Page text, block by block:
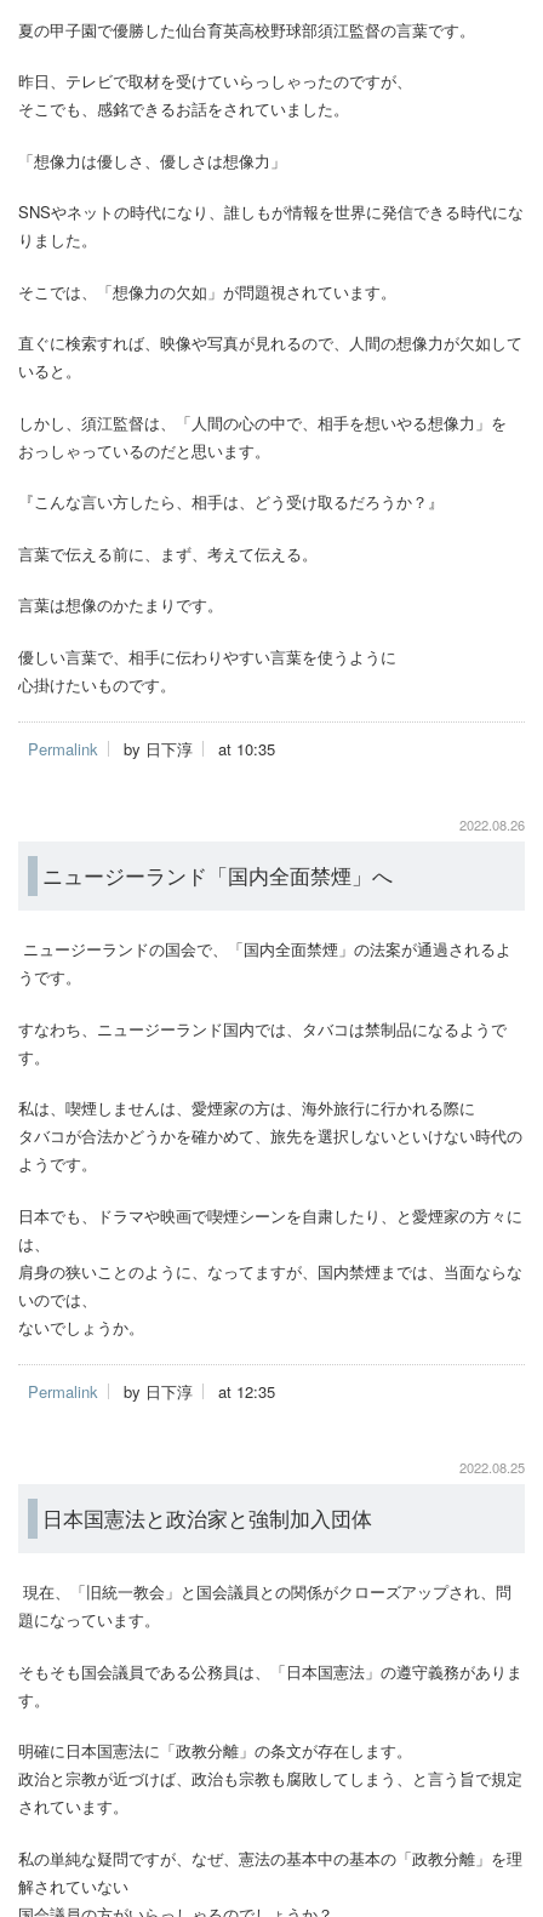
夏の甲子園で優勝した仙台育英高校野球部須江監督の言葉です。
昨日、テレビで取材を受けていらっしゃったのですが、
そこでも、感銘できるお話をされていました。
「想像力は優しさ、優しさは想像力」
SNSやネットの時代になり、誰しもが情報を世界に発信できる時代にな
りました。
そこでは、「想像力の欠如」が問題視されています。
直ぐに検索すれば、映像や写真が見れるので、人間の想像力が欠如して
いると。
しかし、須江監督は、「人間の心の中で、相手を想いやる想像力」を
おっしゃっているのだと思います。
『こんな言い方したら、相手は、どう受け取るだろうか？』
言葉で伝える前に、まず、考えて伝える。
言葉は想像のかたまりです。
優しい言葉で、相手に伝わりやすい言葉を使うように
心掛けたいものです。
Permalink by 日下淳 at 10:35
2022.08.26
ニュージーランド「国内全面禁煙」へ
ニュージーランドの国会で、「国内全面禁煙」の法案が通過されるよ
うです。
すなわち、ニュージーランド国内では、タバコは禁制品になるようで
す。
私は、喫煙しませんは、愛煙家の方は、海外旅行に行かれる際に
タバコが合法かどうかを確かめて、旅先を選択しないといけない時代の
ようです。
日本でも、ドラマや映画で喫煙シーンを自粛したり、と愛煙家の方々に
は、
肩身の狭いことのように、なってますが、国内禁煙までは、当面ならな
いのでは、
ないでしょうか。
Permalink by 日下淳 at 12:35
2022.08.25
日本国憲法と政治家と強制加入団体
現在、「旧統一教会」と国会議員との関係がクローズアップされ、問
題になっています。
そもそも国会議員である公務員は、「日本国憲法」の遵守義務がありま
す。
明確に日本国憲法に「政教分離」の条文が存在します。
政治と宗教が近づけば、政治も宗教も腐敗してしまう、と言う旨で規定
されています。
私の単純な疑問ですが、なぜ、憲法の基本中の基本の「政教分離」を理
解されていない